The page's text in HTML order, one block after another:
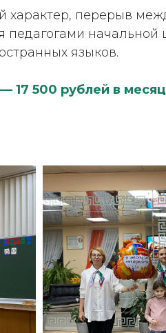
характер, перерыв
педагогами
языков.
17 500 рублей в